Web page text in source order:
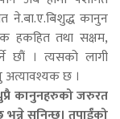
ने.बा.ए.बिशुद्ध कानुन
हकहित तथा सक्षम,
छौं । त्यसको लागी
अत्यावश्यक छ ।
कानुनहरुको जरुरत